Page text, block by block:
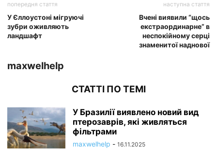
попередня стаття
У Єллоустоні мігруючі
зубри оживляють
ландшафт
наступна стаття
Вчені виявили “щось
екстраординарне” в
неспокійному серці
знаменитої наднової
maxwelhelp
СТАТТІ ПО ТЕМІ
У Бразилії виявлено новий вид
птерозаврів, які живляться
фільтрами
maxwelhelp - 16.11.2025